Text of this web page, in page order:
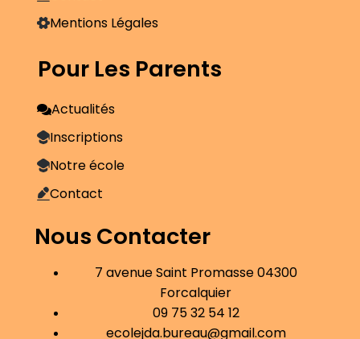
Mentions Légales
Pour Les Parents
Actualités
Inscriptions
Notre école
Contact
Nous Contacter
7 avenue Saint Promasse 04300
Forcalquier
09 75 32 54 12
ecolejda.bureau@gmail.com